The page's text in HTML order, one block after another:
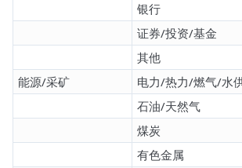
银行
证券/投资/基金
其他
能源/采矿
电力/热力/燃气/水
石油/天然气
煤炭
有色金属